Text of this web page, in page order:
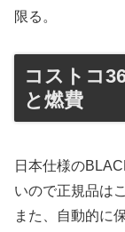
限る。
コストコ
と燃費
日本仕様の
いので正規品は
また、自動的に